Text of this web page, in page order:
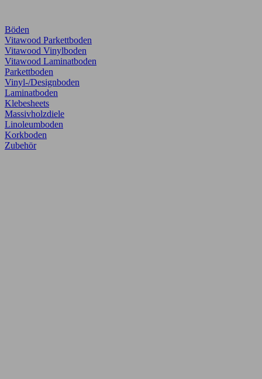
Böden
Vitawood Parkettboden
Vitawood Vinylboden
Vitawood Laminatboden
Parkettboden
Vinyl-/Designboden
Laminatboden
Klebesheets
Massivholzdiele
Linoleumboden
Korkboden
Zubehör